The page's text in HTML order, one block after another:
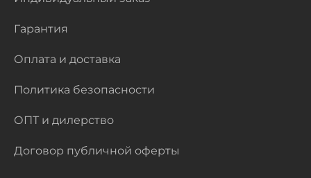
Гарантия
Оплата и доставка
Политика безопасности
ОПТ и дилерство
Договор публичной оферты